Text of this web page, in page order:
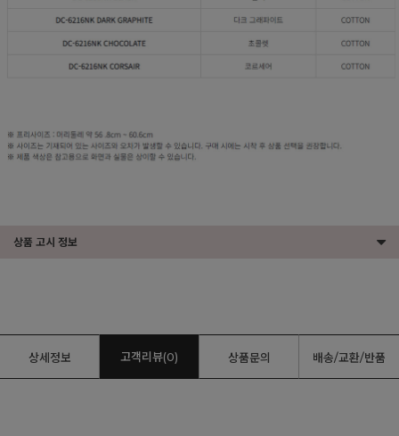
상품 고시 정보
상세정보 고객리뷰(0) 상품문의 배송/교환/반품